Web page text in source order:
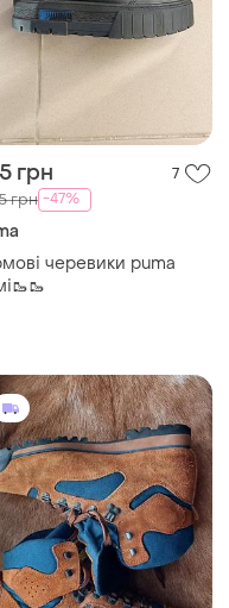
грн 7
грн -47%
черевики puma